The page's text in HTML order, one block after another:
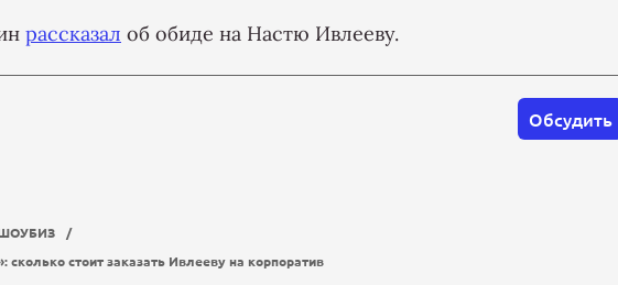
рассказал об обиде на Настю Ивлееву.
Обсудить
/
сколько стоит заказать Ивлееву на корпоратив